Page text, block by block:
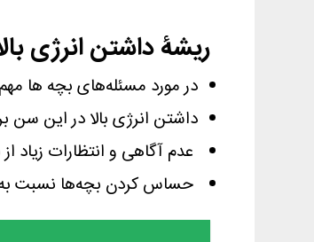
ریشۀ داشتن انرژی
در مورد مسئله‌های بچه ها
داشتن انرژی بالا در این
عدم آگاهی و انتظارات زیاد
حساس کردن بچه‌ها نسبت به